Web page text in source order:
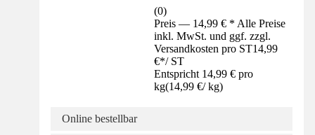
(0)
Preis — 14,99 € * Alle Preise
inkl. MwSt. und ggf. zzgl.
Versandkosten pro ST14,99
€*/ ST
Entspricht 14,99 € pro
kg(14,99 €/ kg)
Online bestellbar